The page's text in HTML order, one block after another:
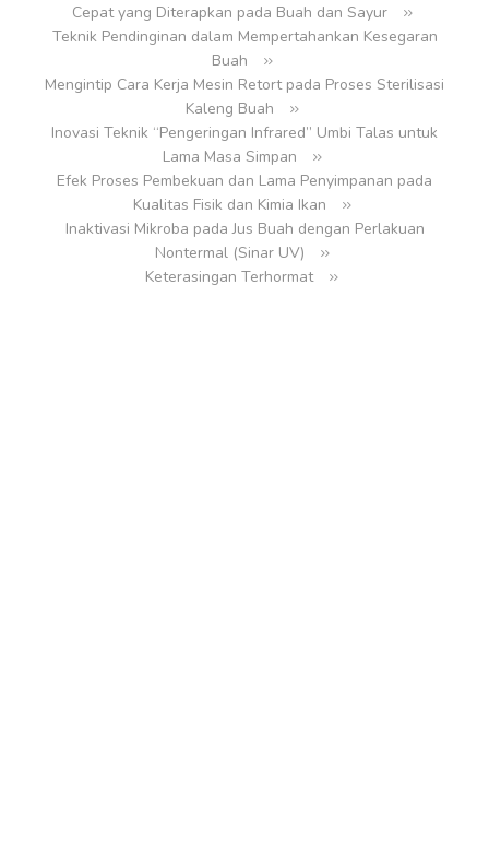
Cepat yang Diterapkan pada Buah dan Sayur
Teknik Pendinginan dalam Mempertahankan Kesegaran
Buah
Mengintip Cara Kerja Mesin Retort pada Proses Sterilisasi
Kaleng Buah
Inovasi Teknik “Pengeringan Infrared” Umbi Talas untuk
Lama Masa Simpan
Efek Proses Pembekuan dan Lama Penyimpanan pada
Kualitas Fisik dan Kimia Ikan
Inaktivasi Mikroba pada Jus Buah dengan Perlakuan
Nontermal (Sinar UV)
Keterasingan Terhormat